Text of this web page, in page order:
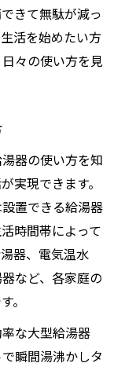
きて無駄が減っ
活を始めたい方
々の使い方を見
器の使い方を知
実現できます。
置できる給湯器
時間帯によって
器、電気温水
など、各家庭の
。
な大型給湯器
瞬間湯沸かしタ